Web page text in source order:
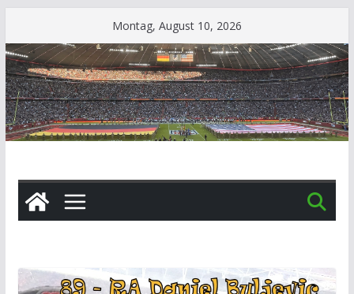
Inhalt
springen
Montag, August 10, 2026